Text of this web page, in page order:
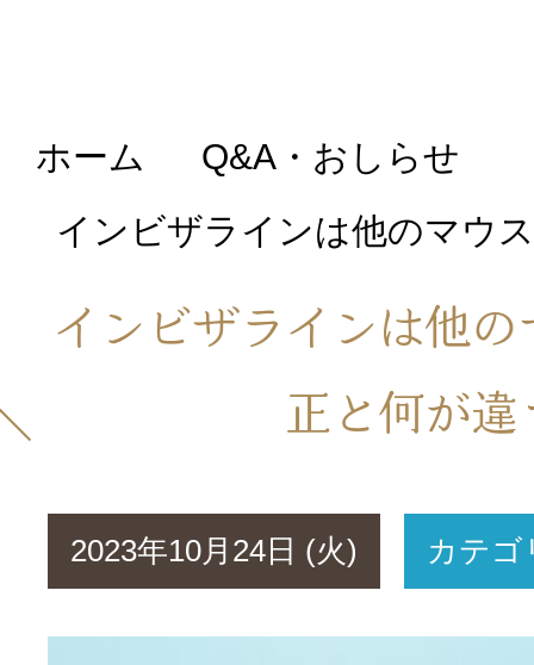
初めての方へ
院長・スタッフ紹
Q&A・おしらせ
料金表
ホーム
Q&A・おしらせ
インビザラインは他のマウ
インビザラインは他
正と何が違
2023年10月24日 (火) カテゴ